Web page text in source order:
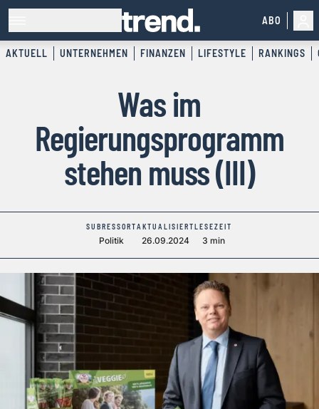
ABO
AKTUELL UNTERNEHMEN FINANZEN LIFESTYLE RANKINGS
Was im
Regierungsprogramm
stehen muss (III)
SUBRESSORT
Politik
AKTUALISIERT
26.09.2024
LESEZEIT
3 min